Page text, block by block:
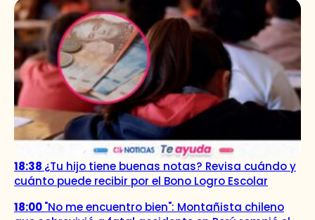
18:38 ¿Tu hijo tiene buenas notas? Revisa cuándo y
cuánto puede recibir por el Bono Logro Escolar
18:00"No me encuentro bien": Montañista chileno